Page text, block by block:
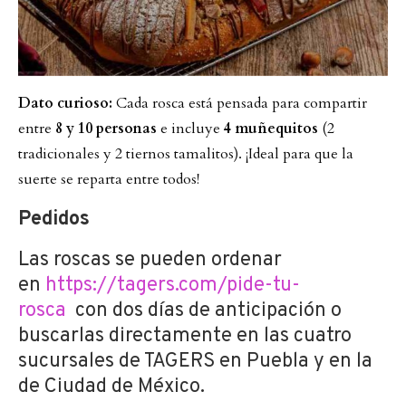
Dato curioso: Cada rosca está pensada para compartir
entre 8 y 10 personas e incluye 4 muñequitos (2
tradicionales y 2 tiernos tamalitos). ¡Ideal para que la
suerte se reparta entre todos!
Pedidos
Las roscas se pueden ordenar
en https://tagers.com/pide-tu-
rosca con dos días de anticipación o
buscarlas directamente en las cuatro
sucursales de TAGERS en Puebla y en la
de Ciudad de México.